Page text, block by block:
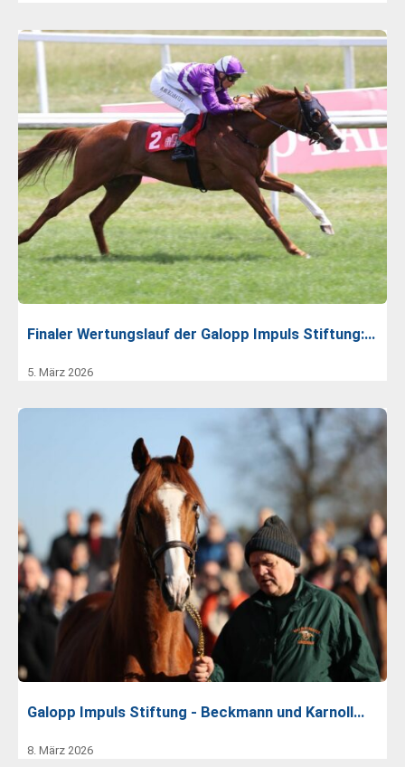
Finaler Wertungslauf der Galopp Impuls Stiftung:…
5. März 2026
Galopp Impuls Stiftung - Beckmann und Karnoll…
8. März 2026